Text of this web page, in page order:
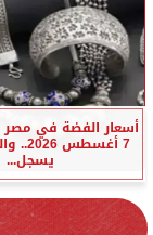
أسعار الفضة في مصر
7
يسجل...